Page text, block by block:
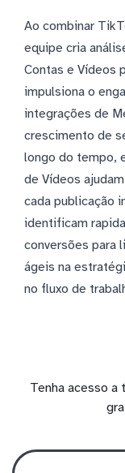
Ao combinar
equipe cria
Contas e Vídeos
impulsiona o
integrações de
crescimento de
longo do tempo,
de Vídeos
cada publicação
identificam
conversões para
ágeis na
no fluxo de
Tenha acesso a